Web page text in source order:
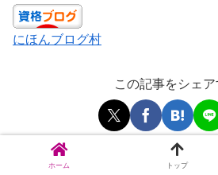
にほんブログ村
この記事をシェア
みちともをフォロ
ホーム トップ